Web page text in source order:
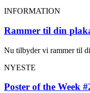
INFORMATION
Rammer til din
Nu tilbyder vi rammer til
NYESTE
Poster of the Week